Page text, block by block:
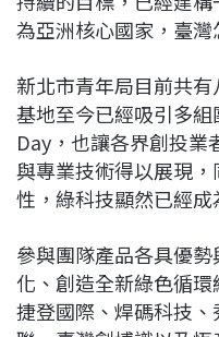
為亞洲核心國家，臺灣
新北市青年局目前共
基地至今已經吸引多
Day，也讓各界創投業
與專業技術得以展現
性，綠科技顯然已經成
參與團隊產品各具優
化、創造全新綠色循
捷登國際、焊碼科技